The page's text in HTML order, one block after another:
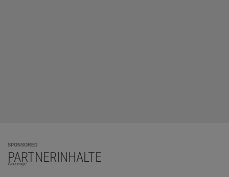
SPONSORED
PARTNERINHALTE
Anzeige